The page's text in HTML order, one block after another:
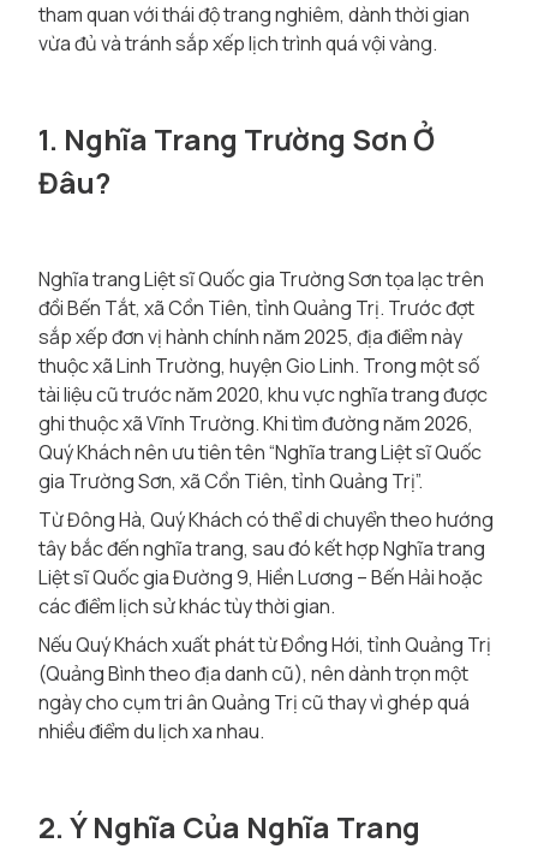
tham quan với thái độ trang nghiêm, dành thời gian
vừa đủ và tránh sắp xếp lịch trình quá vội vàng.
1. Nghĩa Trang Trường Sơn Ở
Đâu?
Nghĩa trang Liệt sĩ Quốc gia Trường Sơn tọa lạc trên
đồi Bến Tắt, xã Cồn Tiên, tỉnh Quảng Trị. Trước đợt
sắp xếp đơn vị hành chính năm 2025, địa điểm này
thuộc xã Linh Trường, huyện Gio Linh. Trong một số
tài liệu cũ trước năm 2020, khu vực nghĩa trang được
ghi thuộc xã Vĩnh Trường. Khi tìm đường năm 2026,
Quý Khách nên ưu tiên tên “Nghĩa trang Liệt sĩ Quốc
gia Trường Sơn, xã Cồn Tiên, tỉnh Quảng Trị”.
Từ Đông Hà, Quý Khách có thể di chuyển theo hướng
tây bắc đến nghĩa trang, sau đó kết hợp Nghĩa trang
Liệt sĩ Quốc gia Đường 9, Hiền Lương – Bến Hải hoặc
các điểm lịch sử khác tùy thời gian.
Nếu Quý Khách xuất phát từ Đồng Hới, tỉnh Quảng Trị
(Quảng Bình theo địa danh cũ), nên dành trọn một
ngày cho cụm tri ân Quảng Trị cũ thay vì ghép quá
nhiều điểm du lịch xa nhau.
2. Ý Nghĩa Của Nghĩa Trang